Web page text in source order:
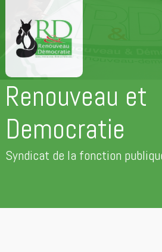
contenu
principal
Renouveau et
Democratie
Syndicat de la fonction